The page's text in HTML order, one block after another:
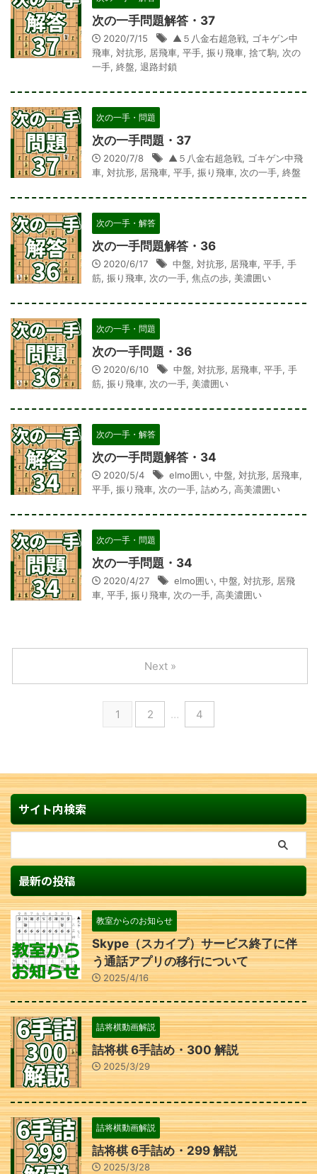
次の一手問題解答・37
2020/7/15 ▲５八金右超急戦, ゴキゲン中
飛車, 対抗形, 居飛車, 平手, 振り飛車, 捨て駒, 次の
一手, 終盤, 退路封鎖
次の一手・問題
次の一手問題・37
2020/7/8 ▲５八金右超急戦, ゴキゲン中飛
車, 対抗形, 居飛車, 平手, 振り飛車, 次の一手, 終盤
次の一手・解答
次の一手問題解答・36
2020/6/17 中盤, 対抗形, 居飛車, 平手, 手
筋, 振り飛車, 次の一手, 焦点の歩, 美濃囲い
次の一手・問題
次の一手問題・36
2020/6/10 中盤, 対抗形, 居飛車, 平手, 手
筋, 振り飛車, 次の一手, 美濃囲い
次の一手・解答
次の一手問題解答・34
2020/5/4 elmo囲い, 中盤, 対抗形, 居飛車,
平手, 振り飛車, 次の一手, 詰めろ, 高美濃囲い
次の一手・問題
次の一手問題・34
2020/4/27 elmo囲い, 中盤, 対抗形, 居飛
車, 平手, 振り飛車, 次の一手, 高美濃囲い
1 2 … 4
Next »
サイト内検索
最新の投稿
教室からのお知らせ
Skype（スカイプ）サービス終了に伴
う通話アプリの移行について
2025/4/16
詰将棋動画解説
詰将棋 6手詰め・300 解説
2025/3/29
詰将棋動画解説
詰将棋 6手詰め・299 解説
2025/3/28